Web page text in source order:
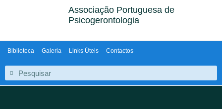
Associação Portuguesa de
Psicogerontologia
Biblioteca Galeria Links Úteis Contactos